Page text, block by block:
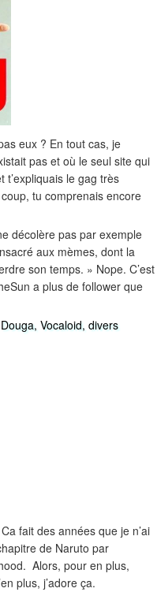
eux ? En tout cas, je
pas et où le seul site qui
t’expliquais le gag très
tu comprenais encore
décolère pas par exemple
aux mèmes, dont la
son temps. » Nope. C’est
a plus de follower que
Vocaloid, divers
fait des années que je n’ai
de Naruto par
Alors, pour en plus,
plus, j’adore ça.